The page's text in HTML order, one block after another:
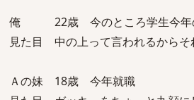
俺 22歳 今のところ学生今年
見た目 中の上って言われるからそ
Ａの妹 18歳 今年就職